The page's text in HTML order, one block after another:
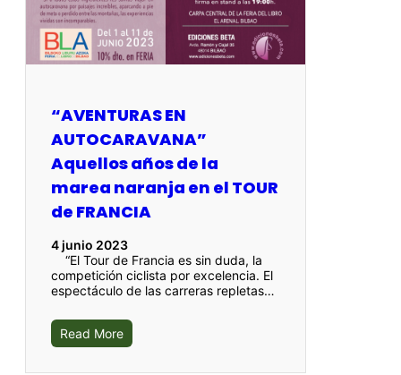
“AVENTURAS EN
AUTOCARAVANA”
Aquellos años de la
marea naranja en el TOUR
de FRANCIA
4 junio 2023
“El Tour de Francia es sin duda, la
competición ciclista por excelencia. El
espectáculo de las carreras repletas…
Read More